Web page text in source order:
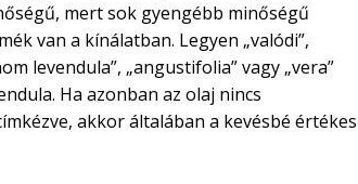
mert sok gyengébb minőségű
van a kínálatban. Legyen „valódi”,
levendula”, „angustifolia” vagy „vera”
Ha azonban az olaj nincs
akkor általában a kevésbé értékes